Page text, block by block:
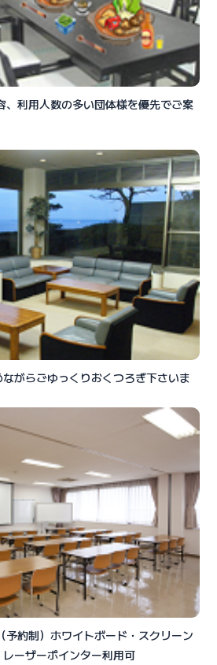
利用人数の多い団体様を優先でご案
がらごゆっくりおくつろぎ下さいま
約制）ホワイトボード・スクリーン
ーザーポインター利用可